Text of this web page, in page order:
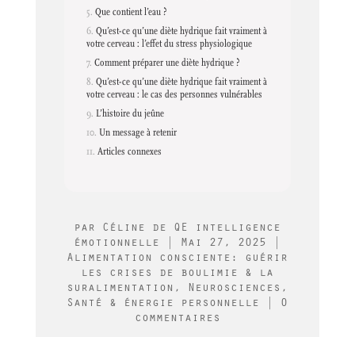
Que contient l’eau ?
Qu’est-ce qu’une diète hydrique fait vraiment à
votre cerveau : l’effet du stress physiologique
Comment préparer une diète hydrique ?
Qu’est-ce qu’une diète hydrique fait vraiment à
votre cerveau : le cas des personnes vulnérables
L’histoire du jeûne
Un message à retenir
Articles connexes
par Céline de QE intelligence
émotionnelle
Mai 27, 2025
Alimentation consciente: guérir
les crises de boulimie & la
suralimentation , Neurosciences ,
Santé & énergie personnelle
0
commentaires